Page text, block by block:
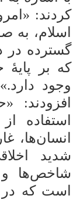
کردند:
اسلام، به
گسترده در
که بر
وجود
افزودند:
استفاده
انسان‌ها،
شدید
شاخص‌ها و
است که